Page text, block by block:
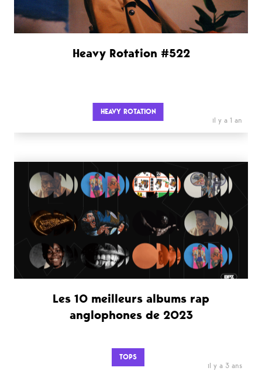
Heavy Rotation #522
HEAVY ROTATION
il y a 1 an
Les 10 meilleurs albums rap
anglophones de 2023
TOPS
il y a 3 ans